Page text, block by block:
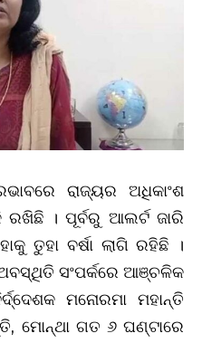
ରାଜ୍ୟର ଅଧିକାଂଶ
। ପୂର୍ବରୁ ଆଲର୍ଟ ଜାରି
ତୁହା ବର୍ଷା ଲାଗି ରହିଛି ।
ଅବସ୍ଥିତି ସଂପର୍କରେ ଆଞ୍ଚଳିକ
ମନୋରମା ମହାନ୍ତି
ମୋନ୍ଥା ଗତ ୬ ଘଣ୍ଟାରେ